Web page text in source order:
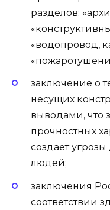
разделов:
«водопровод,
заключение о
несущих
выводами, что
прочностных
создает
людей;
заключения
соответствии